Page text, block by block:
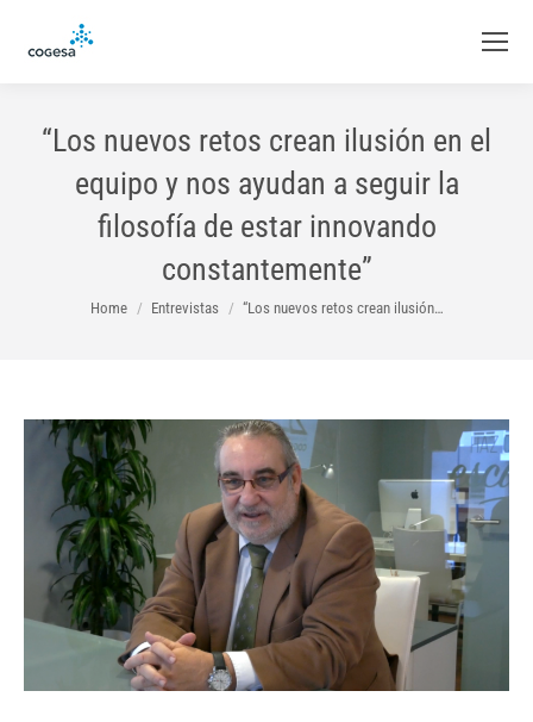
“Los nuevos retos crean ilusión en el
equipo y nos ayudan a seguir la
filosofía de estar innovando
constantemente”
You are here:
Home Entrevistas “Los nuevos retos crean ilusión…